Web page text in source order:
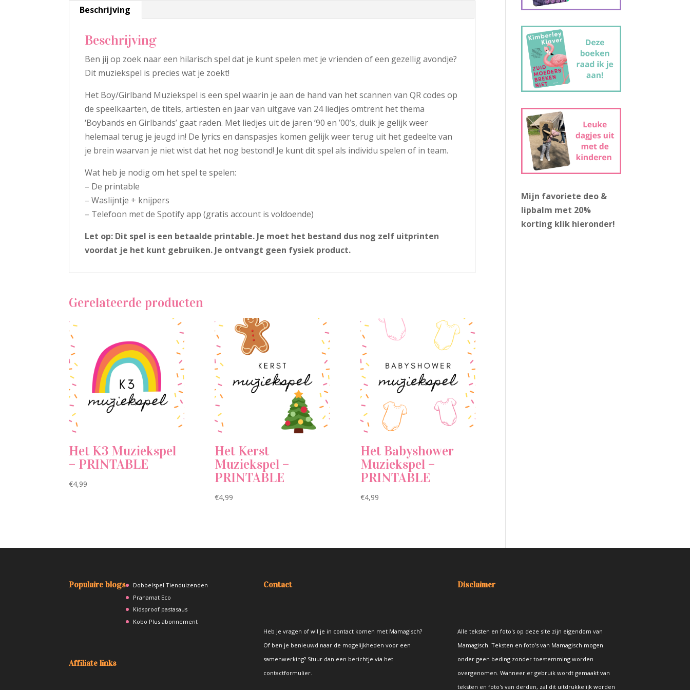
Beschrijving
Beschrijving
Ben jij op zoek naar een hilarisch spel dat je kunt spelen met je vrienden of een gezellig avondje?
Dit muziekspel is precies wat je zoekt!
Het Boy/Girlband Muziekspel is een spel waarin je aan de hand van het scannen van QR codes op
de speelkaarten, de titels, artiesten en jaar van uitgave van 24 liedjes omtrent het thema
‘Boybands en Girlbands’ gaat raden. Met liedjes uit de jaren ’90 en ’00’s, duik je gelijk weer
helemaal terug je jeugd in! De lyrics en danspasjes komen gelijk weer terug uit het gedeelte van
je brein waarvan je niet wist dat het nog bestond! Je kunt dit spel als individu spelen of in team.
Wat heb je nodig om het spel te spelen:
– De printable
– Waslijntje + knijpers
– Telefoon met de Spotify app (gratis account is voldoende)
Let op: Dit spel is een betaalde printable. Je moet het bestand dus nog zelf uitprinten
voordat je het kunt gebruiken. Je ontvangt geen fysiek product.
Gerelateerde producten
Het K3 Muziekspel
– PRINTABLE
€4,99
Het Kerst
Muziekspel –
PRINTABLE
€4,99
Het Babyshower
Muziekspel –
PRINTABLE
€4,99
Mijn favoriete deo &
lipbalm met 20%
korting klik hieronder!
Populaire blogs
Dobbelspel Tienduizenden
Pranamat Eco
Kidsproof pastasaus
Kobo Plus abonnement
Affiliate links
Contact
Heb je vragen of wil je in contact komen met Mamagisch?
Of ben je benieuwd naar de mogelijkheden voor een
samenwerking? Stuur dan een berichtje via het
contactformulier.
Disclaimer
Alle teksten en foto's op deze site zijn eigendom van
Mamagisch. Teksten en foto's van Mamagisch mogen
onder geen beding zonder toestemming worden
overgenomen. Wanneer er gebruik wordt gemaakt van
teksten en foto's van derden, zal dit uitdrukkelijk worden